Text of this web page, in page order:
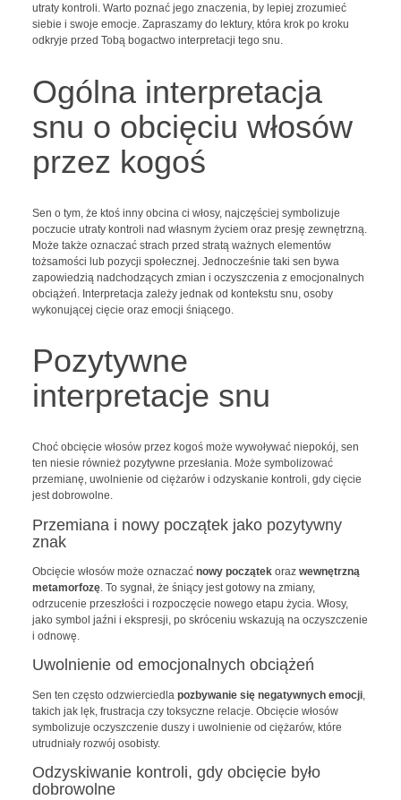
utraty kontroli. Warto poznać jego znaczenia, by lepiej zrozumieć
siebie i swoje emocje. Zapraszamy do lektury, która krok po kroku
odkryje przed Tobą bogactwo interpretacji tego snu.
Ogólna interpretacja
snu o obcięciu włosów
przez kogoś
Sen o tym, że ktoś inny obcina ci włosy, najczęściej symbolizuje
poczucie utraty kontroli nad własnym życiem oraz presję zewnętrzną.
Może także oznaczać strach przed stratą ważnych elementów
tożsamości lub pozycji społecznej. Jednocześnie taki sen bywa
zapowiedzią nadchodzących zmian i oczyszczenia z emocjonalnych
obciążeń. Interpretacja zależy jednak od kontekstu snu, osoby
wykonującej cięcie oraz emocji śniącego.
Pozytywne
interpretacje snu
Choć obcięcie włosów przez kogoś może wywoływać niepokój, sen
ten niesie również pozytywne przesłania. Może symbolizować
przemianę, uwolnienie od ciężarów i odzyskanie kontroli, gdy cięcie
jest dobrowolne.
Przemiana i nowy początek jako pozytywny
znak
Obcięcie włosów może oznaczać nowy początekoraz wewnętrzną
metamorfozę. To sygnał, że śniący jest gotowy na zmiany,
odrzucenie przeszłości i rozpoczęcie nowego etapu życia. Włosy,
jako symbol jaźni i ekspresji, po skróceniu wskazują na oczyszczenie
i odnowę.
Uwolnienie od emocjonalnych obciążeń
Sen ten często odzwierciedla pozbywanie się negatywnych emocji,
takich jak lęk, frustracja czy toksyczne relacje. Obcięcie włosów
symbolizuje oczyszczenie duszy i uwolnienie od ciężarów, które
utrudniały rozwój osobisty.
Odzyskiwanie kontroli, gdy obcięcie było
dobrowolne